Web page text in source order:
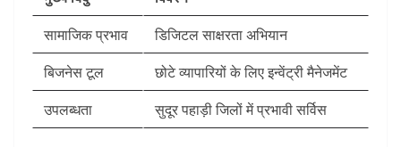
सामाजिक प्रभाव
डिजिटल साक्षरता अभियान
बिजनेस टूल
छोटे व्यापारियों के लिए इन्वेंट्री मैनेजमेंट
उपलब्धता
सुदूर पहाड़ी जिलों में प्रभावी सर्विस